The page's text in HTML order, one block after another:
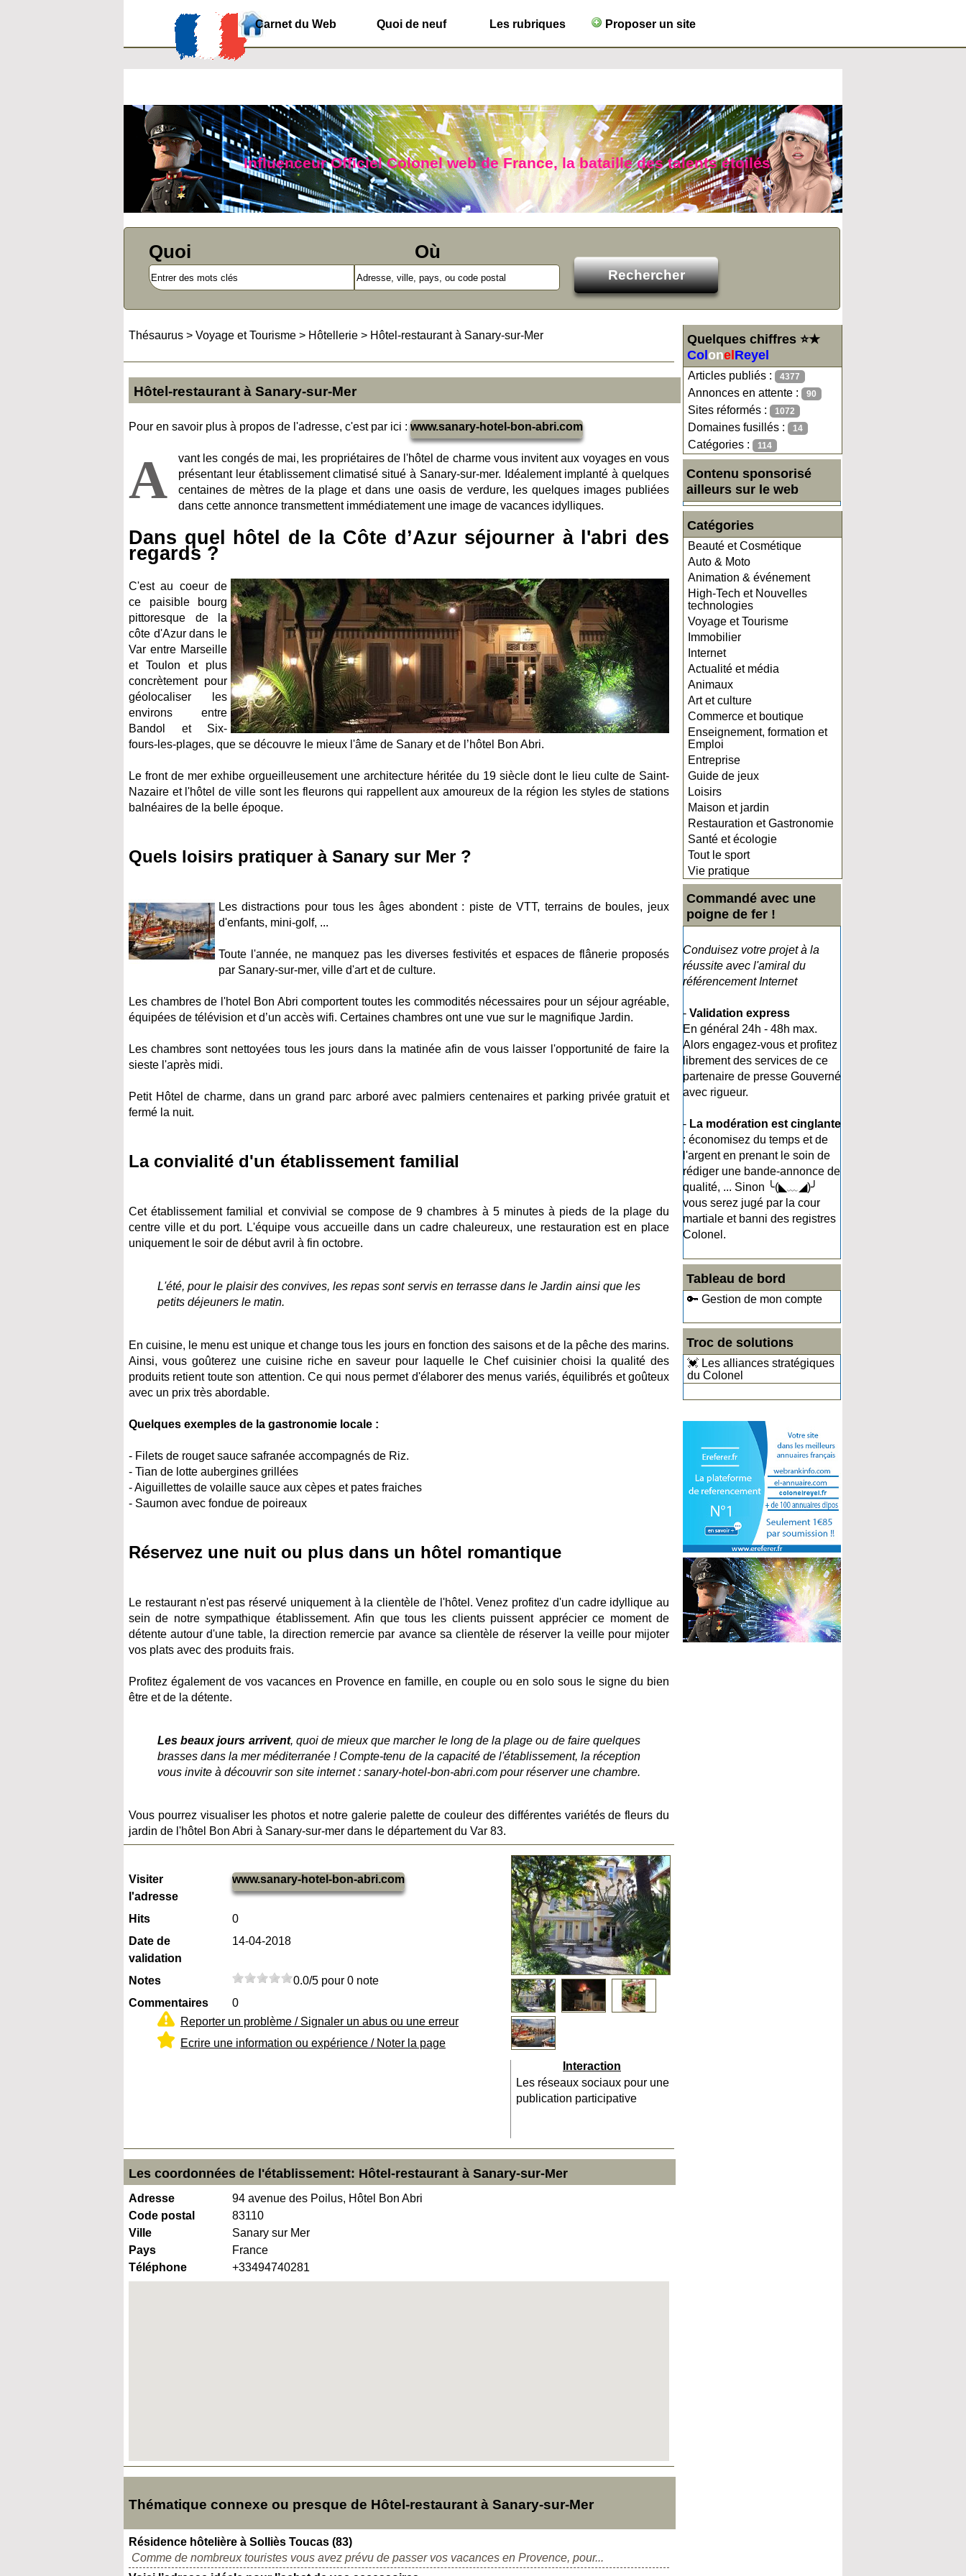
Carnet du Web Quoi de neuf Les rubriques Proposer un site
Influenceur Officiel Colonel web de France, la bataille des talents étoilés
Quoi Où
Quelques chiffres ⭐★
Col onel Reyel
Articles publiés : 4377
Annonces en attente : 90
Sites réformés : 1072
Domaines fusillés : 14
Catégories : 114
Contenu sponsorisé
ailleurs sur le web
Catégories
Beauté et Cosmétique
Auto & Moto
Animation & événement
High-Tech et Nouvelles
technologies
Voyage et Tourisme
Immobilier
Internet
Actualité et média
Animaux
Art et culture
Commerce et boutique
Enseignement, formation et
Emploi
Entreprise
Guide de jeux
Loisirs
Maison et jardin
Restauration et Gastronomie
Santé et écologie
Tout le sport
Vie pratique
Commandé avec une
poigne de fer !
Conduisez votre projet à la
réussite avec l'amiral du
référencement Internet
- Validation express
En général 24h - 48h max.
Alors engagez-vous et profitez
librement des services de ce
partenaire de presse Gouverné
avec rigueur.
- La modération est cinglante
: économisez du temps et de
l'argent en prenant le soin de
rédiger une bande-annonce de
qualité, ... Sinon ╰(◣﹏◢)╯
vous serez jugé par la cour
martiale et banni des registres
Colonel.
Tableau de bord
🔑 Gestion de mon compte
Troc de solutions
💓 Les alliances stratégiques
du Colonel
Thésaurus > Voyage et Tourisme > Hôtellerie > Hôtel-restaurant à Sanary-sur-Mer
Hôtel-restaurant à Sanary-sur-Mer
Pour en savoir plus à propos de l'adresse, c'est par ici :www.sanary-hotel-bon-abri.com
A
vant les congés de mai, les propriétaires de l'hôtel de charme vous invitent aux voyages en vous
présentant leur établissement climatisé situé à Sanary-sur-mer. Idéalement implanté à quelques
centaines de mètres de la plage et dans une oasis de verdure, les quelques images publiées
dans cette annonce transmettent immédiatement une image de vacances idylliques.
Dans quel hôtel de la Côte d’Azur séjourner à l'abri des
regards ?
C'est au coeur de
ce paisible bourg
pittoresque de la
côte d'Azur dans le
Var entre Marseille
et Toulon et plus
concrètement pour
géolocaliser les
environs entre
Bandol et Six-
fours-les-plages, que se découvre le mieux l'âme de Sanary et de l’hôtel Bon Abri.
Le front de mer exhibe orgueilleusement une architecture héritée du 19 siècle dont le lieu culte de Saint-
Nazaire et l'hôtel de ville sont les fleurons qui rappellent aux amoureux de la région les styles de stations
balnéaires de la belle époque.
Quels loisirs pratiquer à Sanary sur Mer ?
Les distractions pour tous les âges abondent : piste de VTT, terrains de boules, jeux
d'enfants, mini-golf, ...
Toute l'année, ne manquez pas les diverses festivités et espaces de flânerie proposés
par Sanary-sur-mer, ville d'art et de culture.
Les chambres de l'hotel Bon Abri comportent toutes les commodités nécessaires pour un séjour agréable,
équipées de télévision et d’un accès wifi. Certaines chambres ont une vue sur le magnifique Jardin.
Les chambres sont nettoyées tous les jours dans la matinée afin de vous laisser l'opportunité de faire la
sieste l'après midi.
Petit Hôtel de charme, dans un grand parc arboré avec palmiers centenaires et parking privée gratuit et
fermé la nuit.
La convialité d'un établissement familial
Cet établissement familial et convivial se compose de 9 chambres à 5 minutes à pieds de la plage du
centre ville et du port. L'équipe vous accueille dans un cadre chaleureux, une restauration est en place
uniquement le soir de début avril à fin octobre.
L'été, pour le plaisir des convives, les repas sont servis en terrasse dans le Jardin ainsi que les
petits déjeuners le matin.
En cuisine, le menu est unique et change tous les jours en fonction des saisons et de la pêche des marins.
Ainsi, vous goûterez une cuisine riche en saveur pour laquelle le Chef cuisinier choisi la qualité des
produits retient toute son attention. Ce qui nous permet d'élaborer des menus variés, équilibrés et goûteux
avec un prix très abordable.
Quelques exemples de la gastronomie locale :
- Filets de rouget sauce safranée accompagnés de Riz.
- Tian de lotte aubergines grillées
- Aiguillettes de volaille sauce aux cèpes et pates fraiches
- Saumon avec fondue de poireaux
Réservez une nuit ou plus dans un hôtel romantique
Le restaurant n'est pas réservé uniquement à la clientèle de l'hôtel. Venez profitez d'un cadre idyllique au
sein de notre sympathique établissement. Afin que tous les clients puissent apprécier ce moment de
détente autour d'une table, la direction remercie par avance sa clientèle de réserver la veille pour mijoter
vos plats avec des produits frais.
Profitez également de vos vacances en Provence en famille, en couple ou en solo sous le signe du bien
être et de la détente.
Les beaux jours arrivent, quoi de mieux que marcher le long de la plage ou de faire quelques
brasses dans la mer méditerranée ! Compte-tenu de la capacité de l'établissement, la réception
vous invite à découvrir son site internet : sanary-hotel-bon-abri.com pour réserver une chambre.
Vous pourrez visualiser les photos et notre galerie palette de couleur des différentes variétés de fleurs du
jardin de l'hôtel Bon Abri à Sanary-sur-mer dans le département du Var 83.
Visiter
l'adresse
www.sanary-hotel-bon-abri.com
Hits
0
Date de
validation
14-04-2018
Notes
0.0/5 pour 0 note
Commentaires
0
Reporter un problème / Signaler un abus ou une erreur
Ecrire une information ou expérience / Noter la page
Interaction
Les réseaux sociaux pour une
publication participative
Les coordonnées de l'établissement: Hôtel-restaurant à Sanary-sur-Mer
Adresse
94 avenue des Poilus, Hôtel Bon Abri
Code postal
83110
Ville
Sanary sur Mer
Pays
France
Téléphone
+33494740281
Thématique connexe ou presque de Hôtel-restaurant à Sanary-sur-Mer
Résidence hôtelière à Solliès Toucas (83)
Comme de nombreux touristes vous avez prévu de passer vos vacances en Provence, pour...